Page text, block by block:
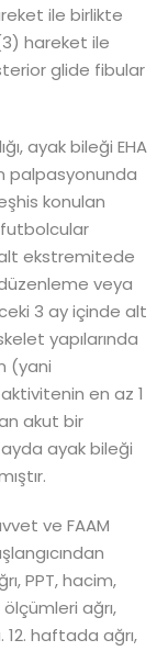
ile birlikte
hareket ile
glide fibular
ayak bileği EHA
palpasyonunda
konulan
ekstremitede
veya
3 ay içinde alt
yapılarında
(yani
en az 1
akut bir
ayak bileği
ve FAAM
PPT, hacim,
ağrı,
12. haftada ağrı,